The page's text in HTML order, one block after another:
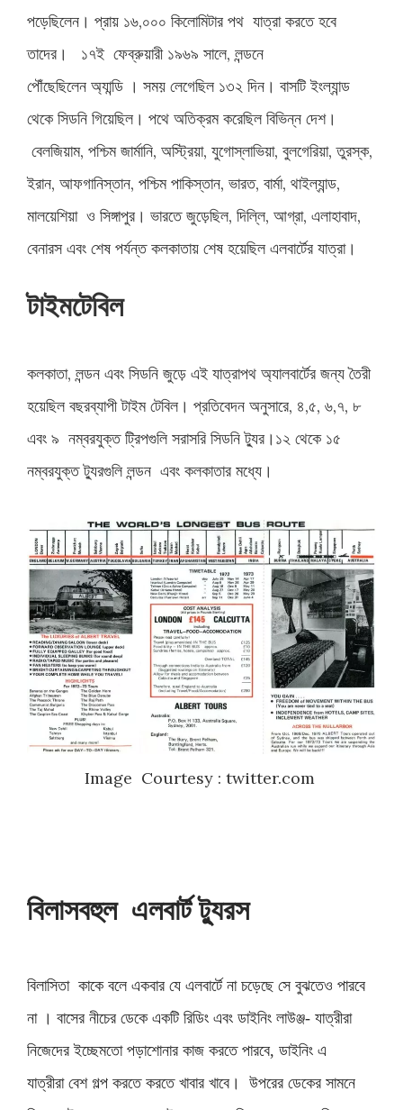
পড়েছিলেন। প্রায় ১৬,০০০ কিলোমিটার পথ যাত্রা করতে হবে
তাদের।
১৭ই ফেব্রুয়ারী ১৯৬৯ সালে, লন্ডনে
পৌঁছেছিলেন অ্যান্ডি । সময় লেগেছিল ১৩২ দিন। বাসটি ইংল্যান্ড
থেকে সিডনি গিয়েছিল। পথে অতিক্রম করেছিল বিভিন্ন দেশ।
বেলজিয়াম, পশ্চিম জার্মানি, অস্ট্রিয়া, যুগোস্লাভিয়া, বুলগেরিয়া,তুরস্ক,
ইরান, আফগানিস্তান, পশ্চিম পাকিস্তান, ভারত, বার্মা, থাইল্যান্ড,
মালয়েশিয়া ও সিঙ্গাপুর। ভারতে জুড়েছিল, দিল্লি, আগ্রা, এলাহাবাদ,
বেনারস এবং শেষ পর্যন্ত কলকাতায় শেষ হয়েছিল এলবার্টের যাত্রা।
টাইমটেবিল
কলকাতা, লন্ডন এবং সিডনি জুড়ে এই যাত্রাপথ অ্যালবার্টের জন্য তৈরী
হয়েছিল বছরব্যাপী টাইম টেবিল। প্রতিবেদন অনুসারে, ৪,৫, ৬,৭, ৮
এবং ৯ নম্বরযুক্ত ট্রিপগুলি সরাসরি সিডনি ট্যুর।১২ থেকে ১৫
নম্বরযুক্ত ট্যুরগুলি লন্ডন এবং কলকাতার মধ্যে।
Image Courtesy : twitter.com
বিলাসবহুল এলবার্টট্যুরস
বিলাসিতা কাকে বলে একবার যে এলবার্টে না চড়েছে সে বুঝতেও পারবে
না । বাসের নীচের ডেকে একটি রিডিং এবং ডাইনিং লাউঞ্জ- যাত্রীরা
নিজেদের ইচ্ছেমতো পড়াশোনার কাজ করতে পারবে, ডাইনিং এ
যাত্রীরা বেশ গল্প করতে করতে খাবার খাবে। উপরের ডেকের সামনে